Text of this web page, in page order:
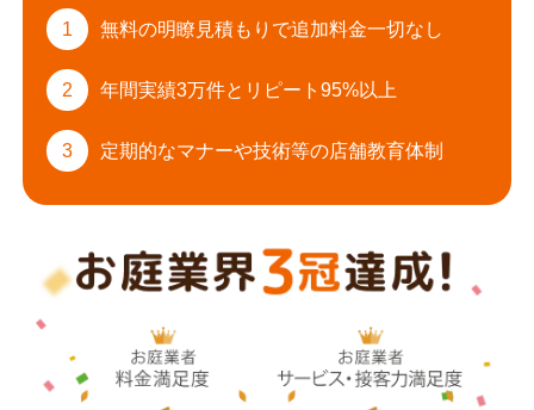
1 無料の明瞭見積もりで追加料金一切なし
2 年間実績3万件と リピート95%以上
3 定期的なマナーや技術等の店舗教育体制